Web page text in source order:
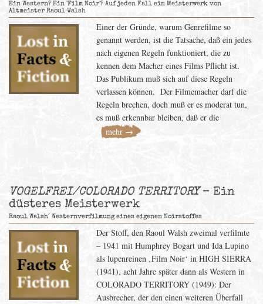
Ein Western? Ein 'Film Noir'? Auf jeden Fall ein Meisterwerk von
Altmeister Raoul Walsh
Einer der Gründe, warum Genrefilme so
genannt werden, ist die Tatsache, daß ein jedes
nach eigenen Regeln funktioniert, die zu
kennen dem Macher eines Films Pflicht ist.
Das Publikum muß sich auf diese Regeln
verlassen können. Der Filmemacher darf die
Regeln brechen, doch muß er es moderat tun,
es muß erkennbar bleiben, daß er die
mehr →
VOGELFREI/COLORADO TERRITORY– Ein
düsteres Meisterwerk
Raoul Walsh´ Westernverfilmung eines eigenen Noirstoffes
Der Stoff, den Raoul Walsh zweimal verfilmte
– 1941 mit Humphrey Bogart und Ida Lupino
als lupenreinen ‚Film Noir‘ in HIGH SIERRA
(1941), acht Jahre später dann als Western in
COLORADO TERRITORY (1949): Der
Ausbrecher, der den einen weiteren Überfall